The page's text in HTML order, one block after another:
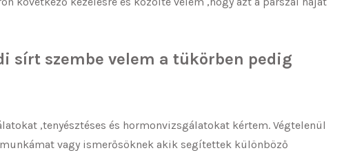
sírt szembe velem a tükörben pedig
,tenyésztéses és hormonvizsgálatokat kértem. Végtelenül
vagy ismerősöknek akik segítettek különböző